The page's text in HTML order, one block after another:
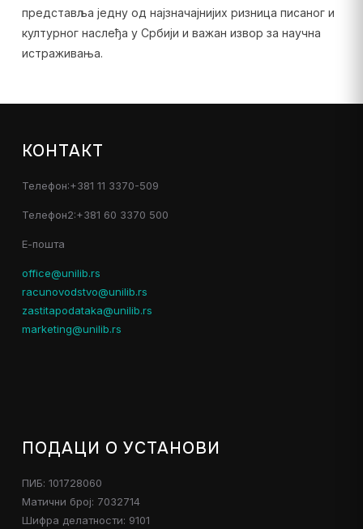
представља једну од најзначајнијих ризница писаног и
културног наслеђа у Србији и важан извор за научна
истраживања.
КОНТАКТ
Телефон:+381 11 3370-509
Телефон2:+381 60 3370 500
Е-пошта
office@unilib.rs
racunovodstvo@unilib.rs
zastitapodataka@unilib.rs
marketing@unilib.rs
ПОДАЦИ О УСТАНОВИ
ПИБ: 101728060
Матични број: 7032714
Шифра делатности: 9101